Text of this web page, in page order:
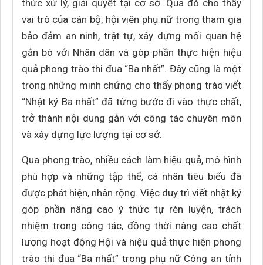
thức xử lý, giải quyết tại cơ sở. Qua đó cho thấy
vai trò của cán bộ, hội viên phụ nữ trong tham gia
bảo đảm an ninh, trật tự, xây dựng mối quan hệ
gắn bó với Nhân dân và góp phần thực hiện hiệu
quả phong trào thi đua “Ba nhất”. Đây cũng là một
trong những minh chứng cho thấy phong trào viết
“Nhật ký Ba nhất” đã từng bước đi vào thực chất,
trở thành nội dung gắn với công tác chuyên môn
và xây dựng lực lượng tại cơ sở.
Qua phong trào, nhiều cách làm hiệu quả, mô hình
phù hợp và những tập thể, cá nhân tiêu biểu đã
được phát hiện, nhân rộng. Việc duy trì viết nhật ký
góp phần nâng cao ý thức tự rèn luyện, trách
nhiệm trong công tác, đồng thời nâng cao chất
lượng hoạt động Hội và hiệu quả thực hiện phong
trào thi đua “Ba nhất” trong phụ nữ Công an tỉnh